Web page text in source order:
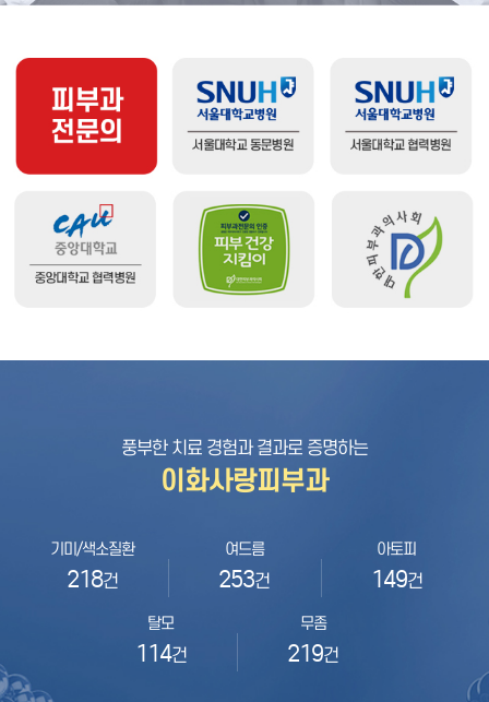
풍부한 치료 경험과 결과로 증명하는
이화사랑피부과
기미/색소질환
218건
여드름
253건
아토피
149건
탈모
114건
무좀
219건